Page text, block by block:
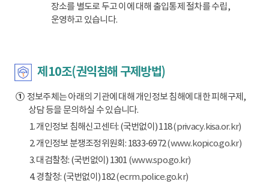
장소를 별도로 두고 이에 대해 출입통제 절차를 수립,
운영하고 있습니다.
제10조(권익침해 구제방법)
①정보주체는 아래의 기관에 대해 개인정보 침해에 대한 피해구제,
상담 등을 문의하실 수 있습니다.
1. 개인정보 침해신고센터: (국번없이) 118(privacy.kisa.or.kr)
2. 개인정보 분쟁조정위원회: 1833-6972(www.kopico.go.kr)
3. 대검찰청: (국번없이) 1301 (www.spo.go.kr)
4. 경찰청: (국번없이) 182(ecrm.police.go.kr)